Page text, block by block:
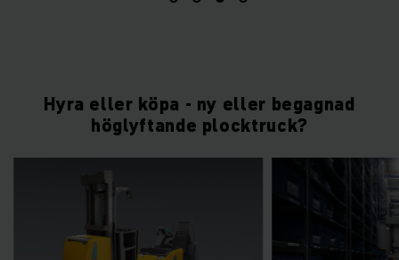
Hyra eller köpa - ny eller begagnad
höglyftande plocktruck?